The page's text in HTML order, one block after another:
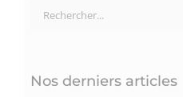
Rechercher:
Nos derniers articles